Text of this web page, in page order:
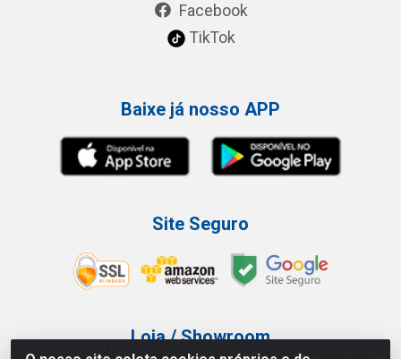
Facebook
TikTok
Baixe já nosso APP
Site Seguro
Loja / Showroom